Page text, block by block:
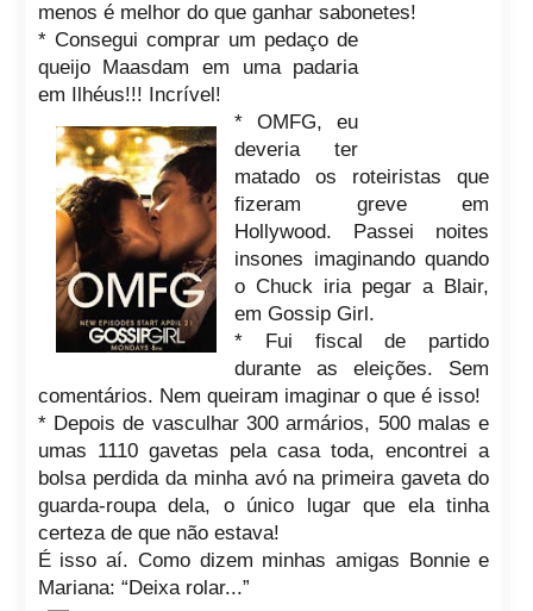
menos é melhor do que ganhar sabonetes!
* Consegui comprar um pedaço de
queijo Maasdam em uma padaria
em Ilhéus!!! Incrível!
* OMFG, eu
deveria ter
matado os roteiristas que
fizeram greve em
Hollywood. Passei noites
insones imaginando quando
o Chuck iria pegar a Blair,
em Gossip Girl.
* Fui fiscal de partido
durante as eleições. Sem
comentários. Nem queiram imaginar o que é isso!
* Depois de vasculhar 300 armários, 500 malas e
umas 1110 gavetas pela casa toda, encontrei a
bolsa perdida da minha avó na primeira gaveta do
guarda-roupa dela, o único lugar que ela tinha
certeza de que não estava!
É isso aí. Como dizem minhas amigas Bonnie e
Mariana: “Deixa rolar...”